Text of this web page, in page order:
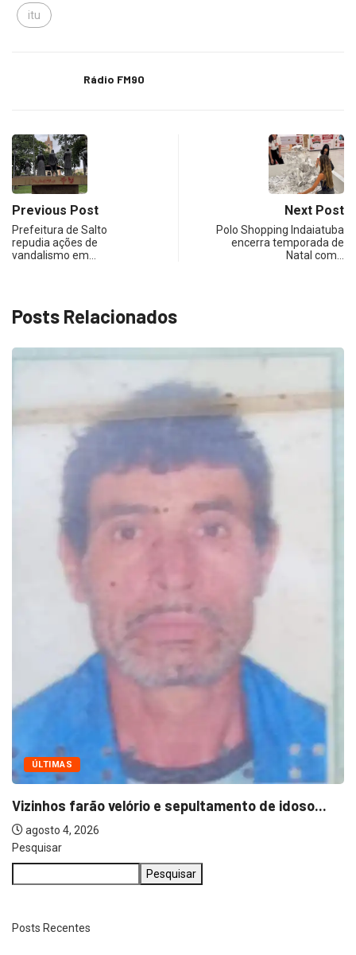
itu
Rádio FM90
Previous Post
Prefeitura de Salto
repudia ações de
vandalismo em…
Next Post
Polo Shopping Indaiatuba
encerra temporada de
Natal com…
Posts Relacionados
ÚLTIMAS
Vizinhos farão velório e sepultamento de idoso...
agosto 4, 2026
Pesquisar
Pesquisar
Posts Recentes